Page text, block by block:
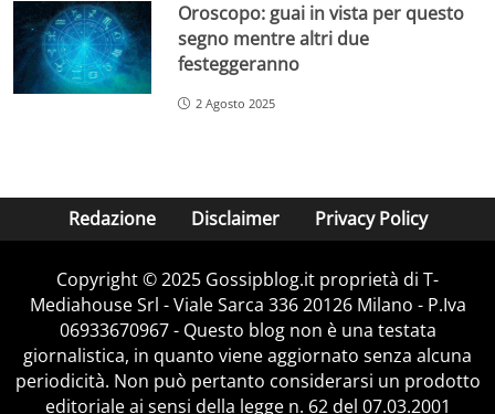
Oroscopo: guai in vista per questo
segno mentre altri due
festeggeranno
2 Agosto 2025
Redazione Disclaimer Privacy Policy
Copyright © 2025 Gossipblog.it proprietà di T-
Mediahouse Srl - Viale Sarca 336 20126 Milano - P.Iva
06933670967 - Questo blog non è una testata
giornalistica, in quanto viene aggiornato senza alcuna
periodicità. Non può pertanto considerarsi un prodotto
editoriale ai sensi della legge n. 62 del 07.03.2001